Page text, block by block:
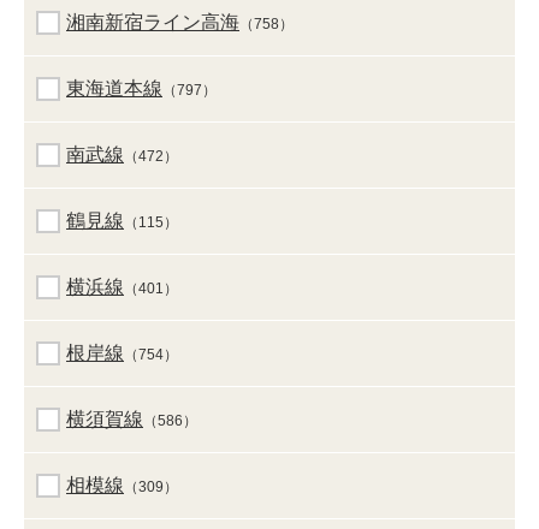
湘南新宿ライン高海 （758）
東海道本線 （797）
南武線 （472）
鶴見線 （115）
横浜線 （401）
根岸線 （754）
横須賀線 （586）
相模線 （309）